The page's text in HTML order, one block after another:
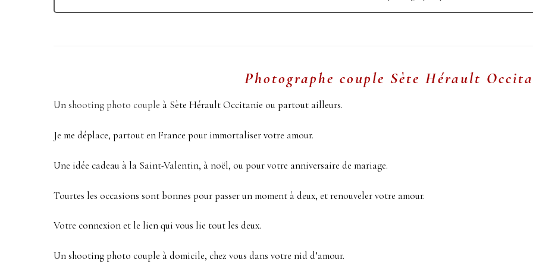
Photographe couple Sète Hérault
Unshooting photo couple à Sète Hérault Occitanie ou partout ailleurs.
Je me déplace, partout en France pour immortaliser votre amour.
Une idée cadeau à la Saint-Valentin, à noël, ou pour votre anniversaire de mariage.
Tourtes les occasions sont bonnes pour passer un moment à deux, et renouveler votre amour.
Votre connexion et le lien qui vous lie tout les deux.
Un shooting photo couple à domicile, chez vous dans votre nid d’amour.